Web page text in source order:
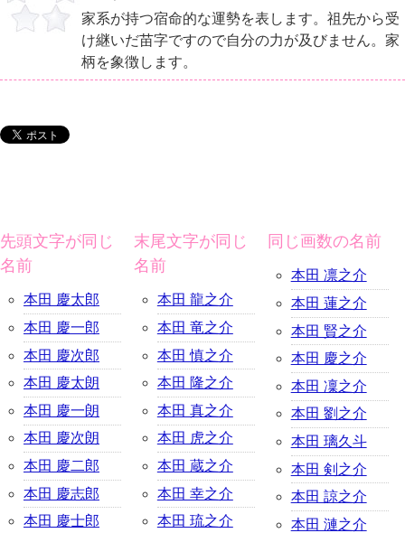
家系が持つ宿命的な運勢を表します。祖先から受
け継いだ苗字ですので自分の力が及びません。家
柄を象徴します。
先頭文字が同じ
名前
本田 慶太郎
本田 慶一郎
本田 慶次郎
本田 慶太朗
本田 慶一朗
本田 慶次朗
本田 慶二郎
本田 慶志郎
本田 慶士郎
末尾文字が同じ
名前
本田 龍之介
本田 竜之介
本田 慎之介
本田 隆之介
本田 真之介
本田 虎之介
本田 蔵之介
本田 幸之介
本田 琉之介
同じ画数の名前
本田 凛之介
本田 蓮之介
本田 賢之介
本田 慶之介
本田 凜之介
本田 劉之介
本田 璃久斗
本田 剣之介
本田 諒之介
本田 漣之介